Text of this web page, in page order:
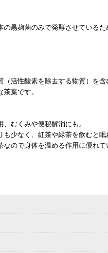
黒麹菌のみで発酵させている
活性酸素を除去する物質）を含
葉です。
むくみや便秘解消にも。
少なく、紅茶や緑茶を飲むと眠
ので身体を温める作用に優れて